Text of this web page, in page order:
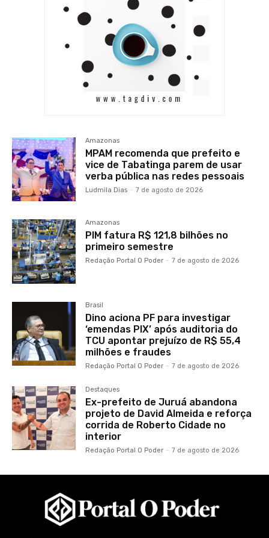
Amazonas
MPAM recomenda que prefeito e
vice de Tabatinga parem de usar
verba pública nas redes pessoais
Ludmila Dias - 7 de agosto de 2026
Amazonas
PIM fatura R$ 121,8 bilhões no
primeiro semestre
Redação Portal O Poder - 7 de agosto de 2026
Brasil
Dino aciona PF para investigar
‘emendas PIX’ após auditoria do
TCU apontar prejuízo de R$ 55,4
milhões e fraudes
Redação Portal O Poder - 7 de agosto de 2026
Destaques
Ex-prefeito de Juruá abandona
projeto de David Almeida e reforça
corrida de Roberto Cidade no
interior
Redação Portal O Poder - 7 de agosto de 2026